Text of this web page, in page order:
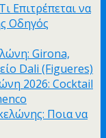
Επιτρέπεται να
Οδηγός
Girona,
Dali (Figueres)
2026: Cocktail
Ποια να